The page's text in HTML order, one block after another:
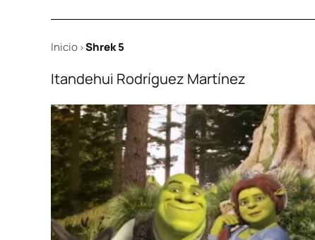
Inicio >Shrek 5
Itandehui Rodríguez Martínez